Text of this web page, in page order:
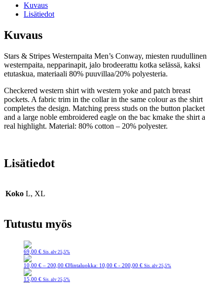
Kuvaus
Lisätiedot
Kuvaus
Stars & Stripes Westernpaita Men’s Conway, miesten ruudullinen
westernpaita, nepparinapit, jalo brodeerattu kotka selässä, kaksi
etutaskua, materiaali 80% puuvillaa/20% polyesteria.
Checkered western shirt with western yoke and patch breast
pockets. A fabric trim in the collar in the same colour as the shirt
completes the design. Matching press studs on the button placket
and a large noble embroidered eagle on the bac kmake the shirt a
real highlight. Material: 80% cotton – 20% polyester.
Lisätiedot
Koko L, XL
Tutustu myös
69,00 € Sis. alv 25,5%
10,00 € – 200,00 €Hintaluokka: 10,00 € - 200,00 € Sis. alv 25,5%
15,00 € Sis. alv 25,5%